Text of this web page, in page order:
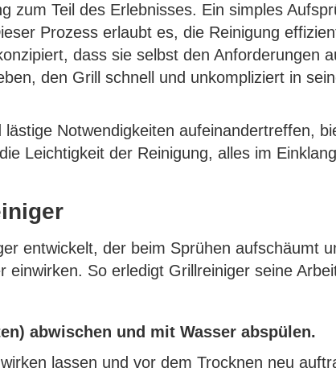
zum Teil des Erlebnisses. Ein simples
Prozess erlaubt es, die Reinigung
dass sie selbst den Anforderungen
den Grill schnell und unkompliziert in
Notwendigkeiten aufeinandertreffen,
Leichtigkeit der Reinigung, alles im
entwickelt, der beim Sprühen aufschäumt
So erledigt Grillreiniger seine
abwischen und mit Wasser abspülen.
lassen und vor dem Trocknen neu